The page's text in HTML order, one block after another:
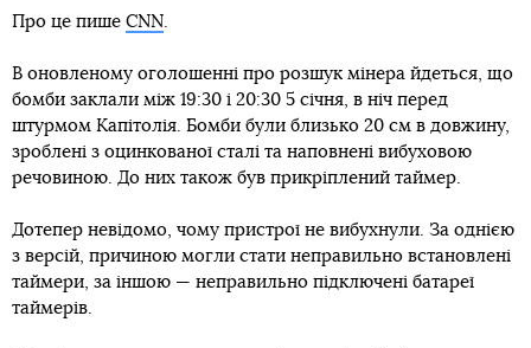
Про це пише CNN
В оновленому оголошенні про розшук мінера йдеться, що
бомби заклали між 19:30 і 20:30 5 січня, в ніч перед
штурмом Капітолія. Бомби були близько 20 см в довжину,
зроблені з оцинкованої сталі та наповнені вибуховою
речовиною. До них також був прикріплений таймер.
Дотепер невідомо, чому пристрої не вибухнули. За однією
з версій, причиною могли стати неправильно встановлені
таймери, за іншою — неправильно підключені батареї
таймерів.